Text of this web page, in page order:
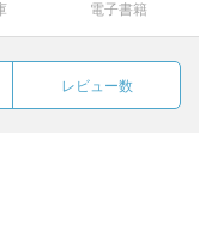
電子書籍
レビュー数